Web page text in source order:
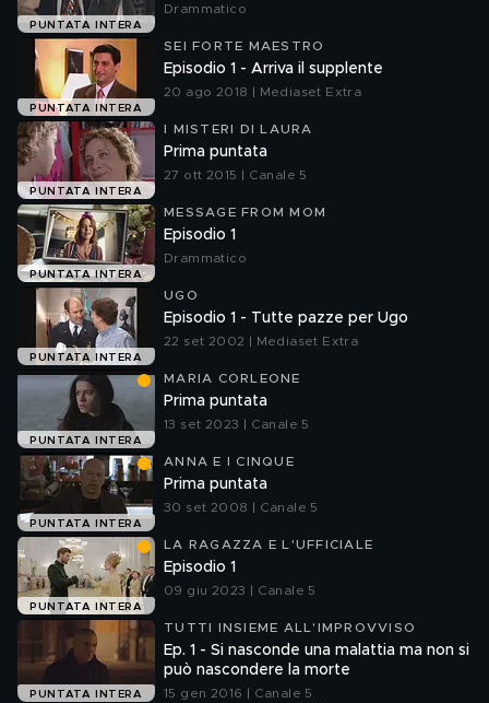
PUNTATA INTERA
Drammatico
PUNTATA INTERA
SEI FORTE MAESTRO
Episodio 1 - Arriva il supplente
20 ago 2018 | Mediaset Extra
PUNTATA INTERA
I MISTERI DI LAURA
Prima puntata
27 ott 2015 | Canale 5
PUNTATA INTERA
MESSAGE FROM MOM
Episodio 1
Drammatico
PUNTATA INTERA
UGO
Episodio 1 - Tutte pazze per Ugo
22 set 2002 | Mediaset Extra
PUNTATA INTERA
MARIA CORLEONE
Prima puntata
13 set 2023 | Canale 5
PUNTATA INTERA
ANNA E I CINQUE
Prima puntata
30 set 2008 | Canale 5
PUNTATA INTERA
LA RAGAZZA E L'UFFICIALE
Episodio 1
09 giu 2023 | Canale 5
PUNTATA INTERA
TUTTI INSIEME ALL'IMPROVVISO
Ep. 1 - Si nasconde una malattia ma non si
può nascondere la morte
15 gen 2016 | Canale 5